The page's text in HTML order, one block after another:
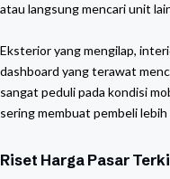
atau langsung mencari unit
Eksterior yang mengilap,
dashboard yang terawat
sangat peduli pada kondisi
sering membuat pembeli lebih
Riset Harga Pasar